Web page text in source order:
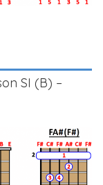
SI (B) –